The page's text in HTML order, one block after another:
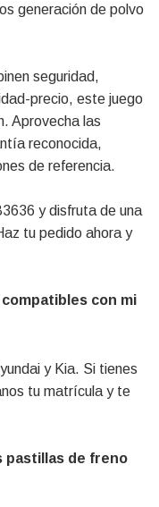
generación de polvo
seguridad,
precio, este juego
Aprovecha las
reconocida,
de referencia.
y disfruta de una
tu pedido ahora y
compatibles con mi
y Kia. Si tienes
tu matrícula y te
pastillas de freno